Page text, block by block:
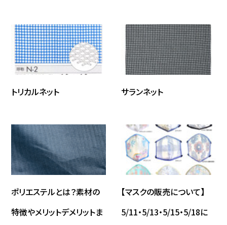
トリカルネット サランネット
ポリエステルとは？素材の
特徴やメリットデメリットま
【マスクの販売について】
5/11・5/13・5/15・5/18に